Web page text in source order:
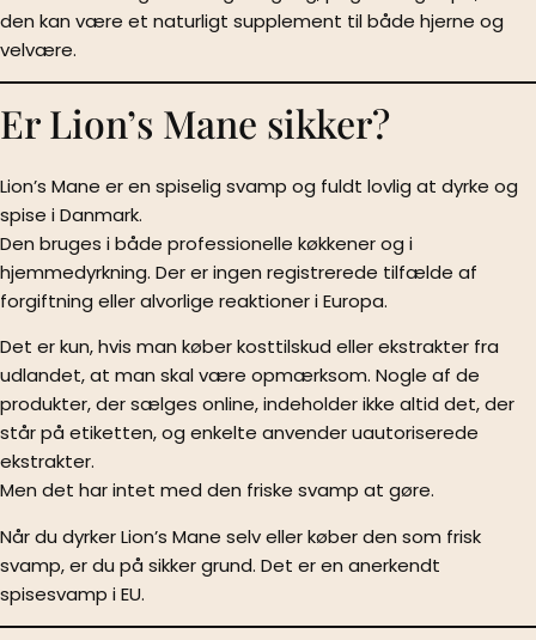
den kan være et naturligt supplement til både hjerne og
velvære.
Er Lion’s Mane sikker?
Lion’s Mane er en spiselig svamp og fuldt lovlig at dyrke og
spise i Danmark.
Den bruges i både professionelle køkkener og i
hjemmedyrkning. Der er ingen registrerede tilfælde af
forgiftning eller alvorlige reaktioner i Europa.
Det er kun, hvis man køber kosttilskud eller ekstrakter fra
udlandet, at man skal være opmærksom. Nogle af de
produkter, der sælges online, indeholder ikke altid det, der
står på etiketten, og enkelte anvender uautoriserede
ekstrakter.
Men det har intet med den friske svamp at gøre.
Når du dyrker Lion’s Mane selv eller køber den som frisk
svamp, er du på sikker grund. Det er en anerkendt
spisesvamp i EU.